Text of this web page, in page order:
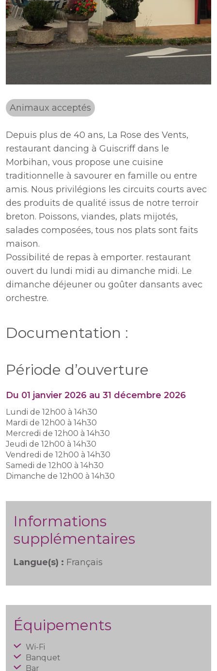
Animaux acceptés
Depuis plus de 40 ans, La Rose des Vents,
restaurant dancing à Guiscriff dans le
Morbihan, vous propose une cuisine
traditionnelle à savourer en famille ou entre
amis. Nous privilégions les circuits courts avec
des produits de qualité issus de notre terroir
breton. Poissons, viandes, plats mijotés,
salades composées, tous nos plats sont faits
maison.
Possibilité de repas à emporter. restaurant
ouvert du lundi midi au dimanche midi. Le
dimanche déjeuner ou goûter dansants avec
orchestre.
Documentation :
Période d’ouverture
Du 01 janvier 2026 au 31 décembre 2026
Lundi de 12h00 à 14h30
Mardi de 12h00 à 14h30
Mercredi de 12h00 à 14h30
Jeudi de 12h00 à 14h30
Vendredi de 12h00 à 14h30
Samedi de 12h00 à 14h30
Dimanche de 12h00 à 14h30
Informations
supplémentaires
Langue(s) : Français
Équipements
Wi-Fi
Banquet
Bar